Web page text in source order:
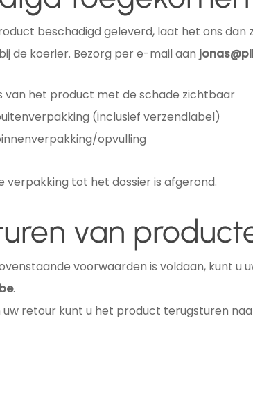
beschadigd geleverd, laat het ons
de koerier. Bezorg per e-mail aan
van het product met de schade zichtbaar
(inclusief verzendlabel)
opvulling
verpakking tot het dossier is afgerond.
van
voorwaarden is voldaan, kunt u
.
uw retour kunt u het product terugsturen